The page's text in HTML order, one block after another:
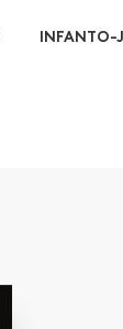
INFANTO-